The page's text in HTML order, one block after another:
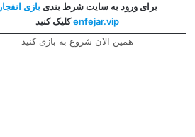
برای ورود به سایت شرط بندی بازی انفجار
enfejar.vipکلیک کنید
همین الان شروع به بازی کنید